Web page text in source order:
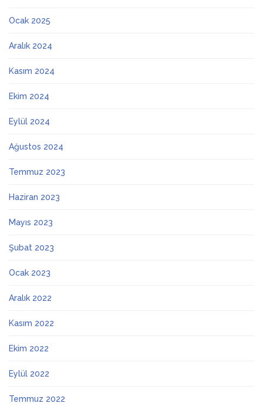
Ocak 2025
Aralık 2024
Kasım 2024
Ekim 2024
Eylül 2024
Ağustos 2024
Temmuz 2023
Haziran 2023
Mayıs 2023
Şubat 2023
Ocak 2023
Aralık 2022
Kasım 2022
Ekim 2022
Eylül 2022
Temmuz 2022